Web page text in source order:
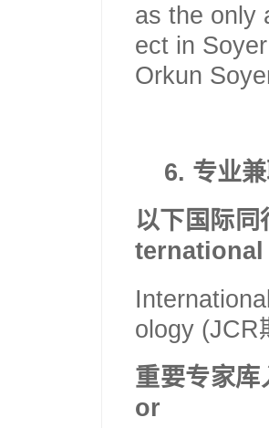
as the only
ect in
Orkun
6. 专业
以下国际同
ology (JCR
重要专家库
or